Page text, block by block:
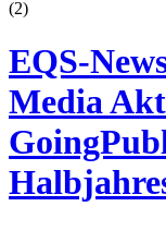
(2)
EQS-
Media